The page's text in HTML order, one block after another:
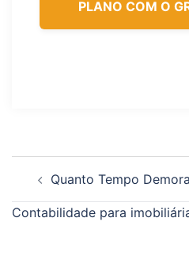
PLANO COM O
Quanto Tempo
Contabilidade para